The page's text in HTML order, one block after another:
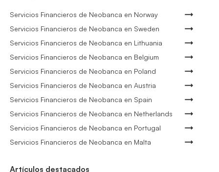
Servicios Financieros de Neobanca en Norway
Servicios Financieros de Neobanca en Sweden
Servicios Financieros de Neobanca en Lithuania
Servicios Financieros de Neobanca en Belgium
Servicios Financieros de Neobanca en Poland
Servicios Financieros de Neobanca en Austria
Servicios Financieros de Neobanca en Spain
Servicios Financieros de Neobanca en Netherlands
Servicios Financieros de Neobanca en Portugal
Servicios Financieros de Neobanca en Malta
Artículos destacados